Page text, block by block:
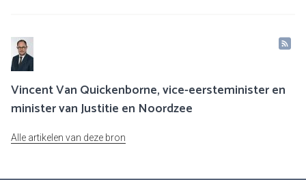
Vincent Van Quickenborne, vice-eersteminister en
minister van Justitie en Noordzee
Alle artikelen van deze bron